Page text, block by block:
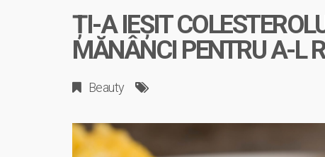
ȚI-A IEȘIT
MĂNÂNCI PENTRU A-L
Beauty